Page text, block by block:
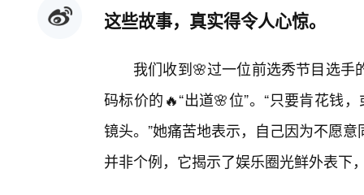
这些故事，真实得令人心惊。
我们收到🌸过一位前选秀节目选
码标价的🔥“出道🌸位”。“只要肯花钱
镜头。”她痛苦地表示，自己因为不愿
并非个例，它揭示了娱乐圈光鲜外表下